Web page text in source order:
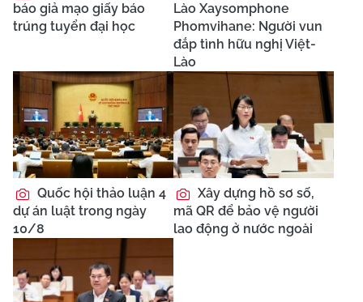
báo giả mạo giấy báo
trúng tuyển đại học
Lào Xaysomphone
Phomvihane: Người vun
đắp tình hữu nghị Việt-
Lào
Quốc hội thảo luận 4
dự án luật trong ngày
10/8
Xây dựng hồ sơ số,
mã QR để bảo vệ người
lao động ở nước ngoài